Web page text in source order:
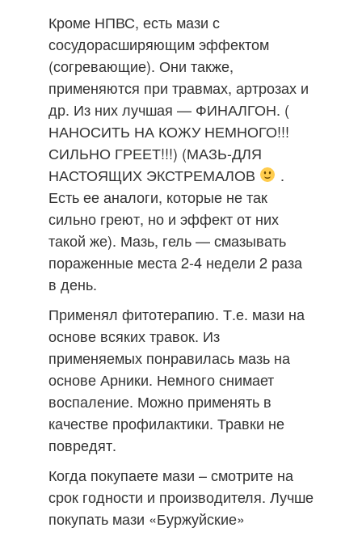
Кроме НПВС, есть мази с
сосудорасширяющим эффектом
(согревающие). Они также,
применяются при травмах, артрозах и
др. Из них лучшая — ФИНАЛГОН. (
НАНОСИТЬ НА КОЖУ НЕМНОГО!!!
СИЛЬНО ГРЕЕТ!!!) (МАЗЬ-ДЛЯ
НАСТОЯЩИХ ЭКСТРЕМАЛОВ
.
Есть ее аналоги, которые не так
сильно греют, но и эффект от них
такой же). Мазь, гель — смазывать
пораженные места 2-4 недели 2 раза
в день.
Применял фитотерапию. Т.е. мази на
основе всяких травок. Из
применяемых понравилась мазь на
основе Арники. Немного снимает
воспаление. Можно применять в
качестве профилактики. Травки не
повредят.
Когда покупаете мази – смотрите на
срок годности и производителя. Лучше
покупать мази «Буржуйские»